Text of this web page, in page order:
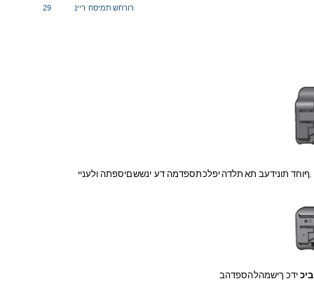
29 רורחש תמיסח ריינ
.ףוחד תונידעב תא תלדה יפלכתספדמה דע ינששםיספתה ולעניי
ידכ ךישמהלהספדהב